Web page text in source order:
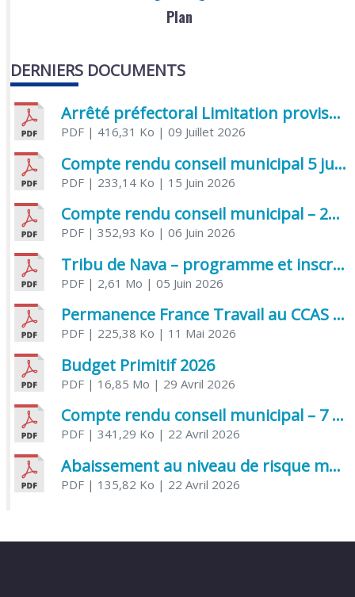
Plan
DERNIERS DOCUMENTS
Arrêté préfectoral Limitation provisoire des usages de l’eau
PDF| 416,31 Ko | 09 Juillet 2026
Compte rendu conseil municipal 5 juin 2026 sénatoriale
PDF| 233,14 Ko | 15 Juin 2026
Compte rendu conseil municipal – 21 avril 2026
PDF| 352,93 Ko | 06 Juin 2026
Tribu de Nava – programme et inscriptions été 2026
PDF| 2,61 Mo | 05 Juin 2026
Permanence France Travail au CCAS de Saujon Juin 2026
PDF| 225,38 Ko | 11 Mai 2026
Budget Primitif 2026
PDF| 16,85 Mo | 29 Avril 2026
Compte rendu conseil municipal – 7 avril 2026
PDF| 341,29 Ko | 22 Avril 2026
Abaissement au niveau de risque modéré de l’Influenza aviaire
PDF| 135,82 Ko | 22 Avril 2026